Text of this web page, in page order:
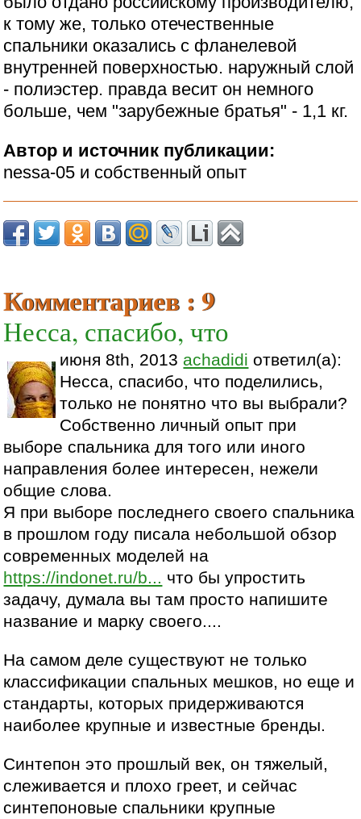
к тому же, только отечественные
спальники оказались с фланелевой
внутренней поверхностью. наружный слой
- полиэстер. правда весит он немного
больше, чем "зарубежные братья" - 1,1 кг.
Автор и источник публикации:
nessa-05 и собственный опыт
Комментариев : 9
Несса, спасибо, что
июня 8th, 2013 achadidi ответил(а):
Несса, спасибо, что поделились,
только не понятно что вы выбрали?
Собственно личный опыт при
выборе спальника для того или иного
направления более интересен, нежели
общие слова.
Я при выборе последнего своего спальника
в прошлом году писала небольшой обзор
современных моделей на
https://indonet.ru/b... что бы упростить
задачу, думала вы там просто напишите
название и марку своего....
На самом деле существуют не только
классификации спальных мешков, но еще и
стандарты, которых придерживаются
наиболее крупные и известные бренды.
Синтепон это прошлый век, он тяжелый,
слеживается и плохо греет, и сейчас
синтепоновые спальники крупные